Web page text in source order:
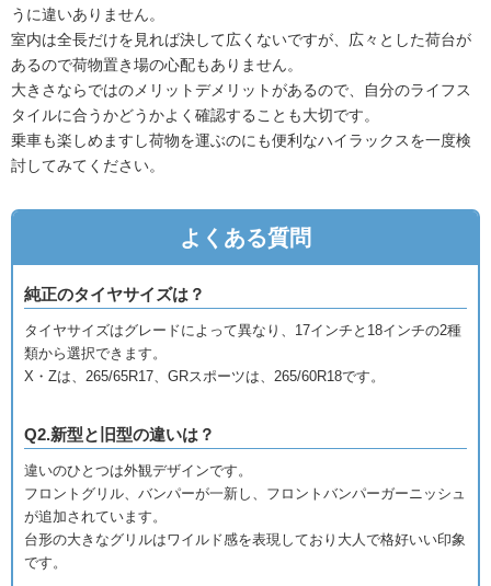
うに違いありません。
室内は全長だけを見れば決して広くないですが、広々とした荷台が
あるので荷物置き場の心配もありません。
大きさならではのメリットデメリットがあるので、自分のライフス
タイルに合うかどうかよく確認することも大切です。
乗車も楽しめますし荷物を運ぶのにも便利なハイラックスを一度検
討してみてください。
よくある質問
純正のタイヤサイズは？
タイヤサイズはグレードによって異なり、17インチと18インチの2種
類から選択できます。
X・Zは、265/65R17、GRスポーツは、265/60R18です。
Q2.新型と旧型の違いは？
違いのひとつは外観デザインです。
フロントグリル、バンパーが一新し、フロントバンパーガーニッシュ
が追加されています。
台形の大きなグリルはワイルド感を表現しており大人で格好いい印象
です。